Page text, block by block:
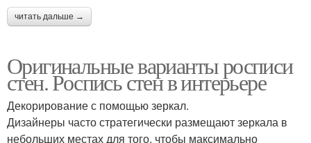
читать дальше →
Оригинальные варианты росписи
стен. Роспись стен в интерьере
Декорирование с помощью зеркал.
Дизайнеры часто стратегически размещают зеркала в
небольших местах для того, чтобы максимально